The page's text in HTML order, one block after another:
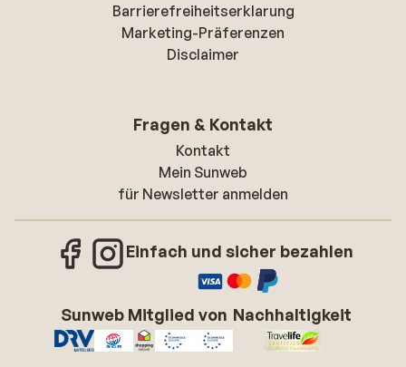
Barrierefreiheitserklarung
Marketing-Präferenzen
Disclaimer
Fragen & Kontakt
Kontakt
Mein Sunweb
für Newsletter anmelden
Einfach und sicher bezahlen
Sunweb Mitglied von Nachhaltigkeit